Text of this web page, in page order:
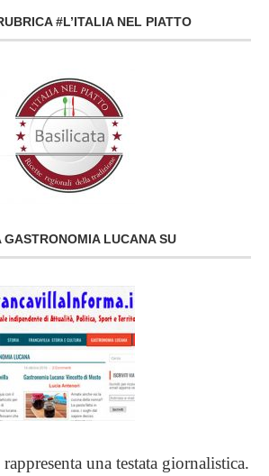
#L’ITALIA NEL PIATTO
LUCANA SU
una testata giornalistica.